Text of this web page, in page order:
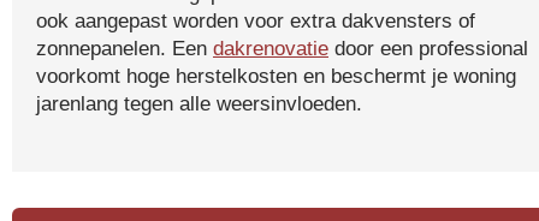
ook aangepast worden voor extra dakvensters of
zonnepanelen. Een dakrenovatie door een professional
voorkomt hoge herstelkosten en beschermt je woning
jarenlang tegen alle weersinvloeden.